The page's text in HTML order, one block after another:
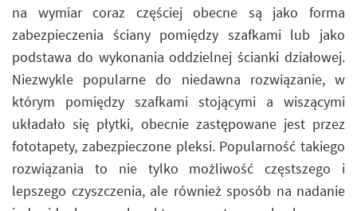
na wymiar coraz częściej obecne są jako forma
zabezpieczenia ściany pomiędzy szafkami lub jako
podstawa do wykonania oddzielnej ścianki działowej.
Niezwykle popularne do niedawna rozwiązanie, w
którym pomiędzy szafkami stojącymi a wiszącymi
układało się płytki, obecnie zastępowane jest przez
fototapety, zabezpieczone pleksi. Popularność takiego
rozwiązania to nie tylko możliwość częstszego i
lepszego czyszczenia, ale również sposób na nadanie